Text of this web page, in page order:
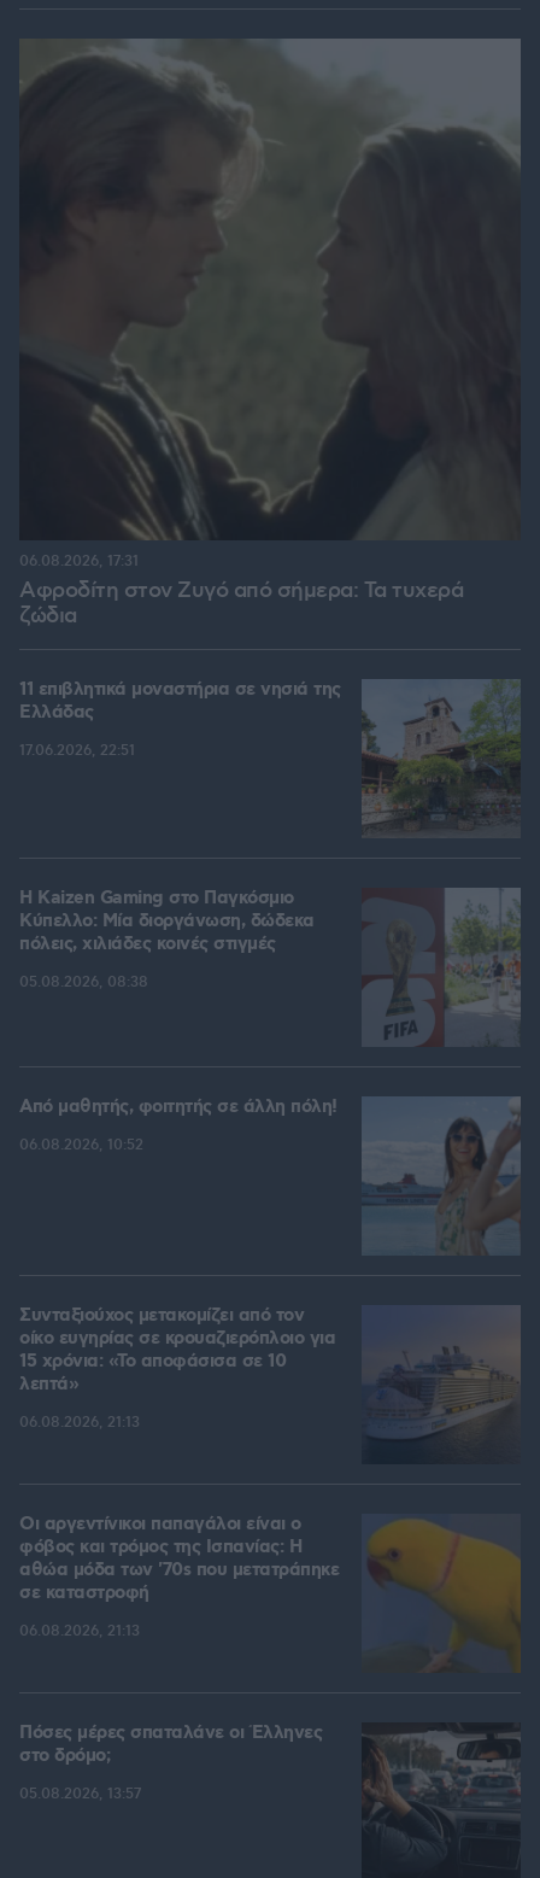
Αφροδίτη στον Ζυγό από σήμερα: Τα τυχερά
ζώδια
06.08.2026, 17:31
11 επιβλητικά μοναστήρια σε νησιά της
Ελλάδας
17.06.2026, 22:51
H Kaizen Gaming στο Παγκόσμιο
Kύπελλο: Μία διοργάνωση, δώδεκα
πόλεις, χιλιάδες κοινές στιγμές
05.08.2026, 08:38
Από μαθητής, φοιτητής σε άλλη πόλη!
06.08.2026, 10:52
Συνταξιούχος μετακομίζει από τον
οίκο ευγηρίας σε κρουαζιερόπλοιο για
15 χρόνια: «Το αποφάσισα σε 10
λεπτά»
06.08.2026, 21:13
Οι αργεντίνικοι παπαγάλοι είναι ο
φόβος και τρόμος της Ισπανίας: Η
αθώα μόδα των '70s που μετατράπηκε
σε καταστροφή
06.08.2026, 21:13
Πόσες μέρες σπαταλάνε οι Έλληνες
στο δρόμο;
05.08.2026, 13:57